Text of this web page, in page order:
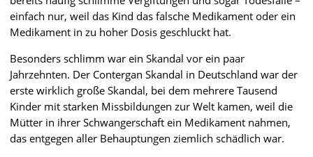
einfach nur, weil das Kind das falsche Medikament oder ein
Medikament in zu hoher Dosis geschluckt hat.
Besonders schlimm war ein Skandal vor ein paar
Jahrzehnten. Der Contergan Skandal in Deutschland war der
erste wirklich große Skandal, bei dem mehrere Tausend
Kinder mit starken Missbildungen zur Welt kamen, weil die
Mütter in ihrer Schwangerschaft ein Medikament nahmen,
das entgegen aller Behauptungen ziemlich schädlich war.